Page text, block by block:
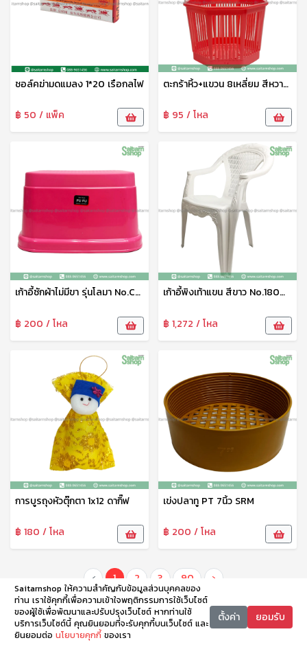
ชอล์คฆ่ามดแมลง 1*20 เรือกลไฟ
฿ 50 / แพ็ค
ตะกร้าหิ้ว+แขวน 8เหลี่ยม สีหวาน WN.5959 WN PT
฿ 95 / โหล
เก้าอี้ซักผ้าไม่มีขา รุ่นโลมา No.C-154-1 เบสกลาส
฿ 200 / โหล
เก้าอี้พิงเท้าแขน สีขาว No.180W LK
฿ 1,272 / โหล
การบูรถุงหัวตุ๊กตา 1x12 ดากิ๊ฟ
฿ 180 / โหล
เข่งปลาทู PT 7นิ้ว SRM
฿ 200 / โหล
‹ 1 2 3 90 ›
Saitarnshop ให้ความสำคัญกับข้อมูลส่วนบุคคลของ
ท่าน เราใช้คุกกี้เพื่อความเข้าใจพฤติกรรมการใช้เว็บไซต์
ของผู้ใช้เพื่อพัฒนาและปรับปรุงเว็บไซต์ หากท่านใช้
บริการเว็บไซต์นี้ คุณยินยอมที่จะรับคุกกี้บนเว็บไซต์ และ
ยินยอมต่อ นโยบายคุกกี้ ของเรา
ตั้งค่า ยอมรับ